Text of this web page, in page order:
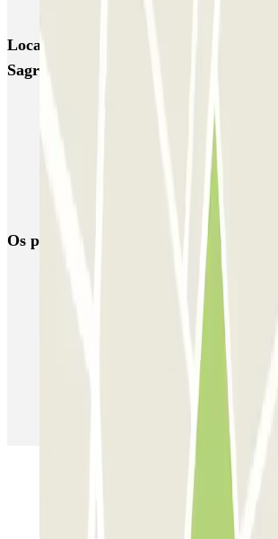
Locais e eventos interessantes
Sagrada Familia - Prking
Reservar parque de estacionamento em
Parque de estacionamento perto do Terminal
Os parques de estacionamento
Estacionamento
Estacionamento
Estacionamento em Aeroporto de Adolfo